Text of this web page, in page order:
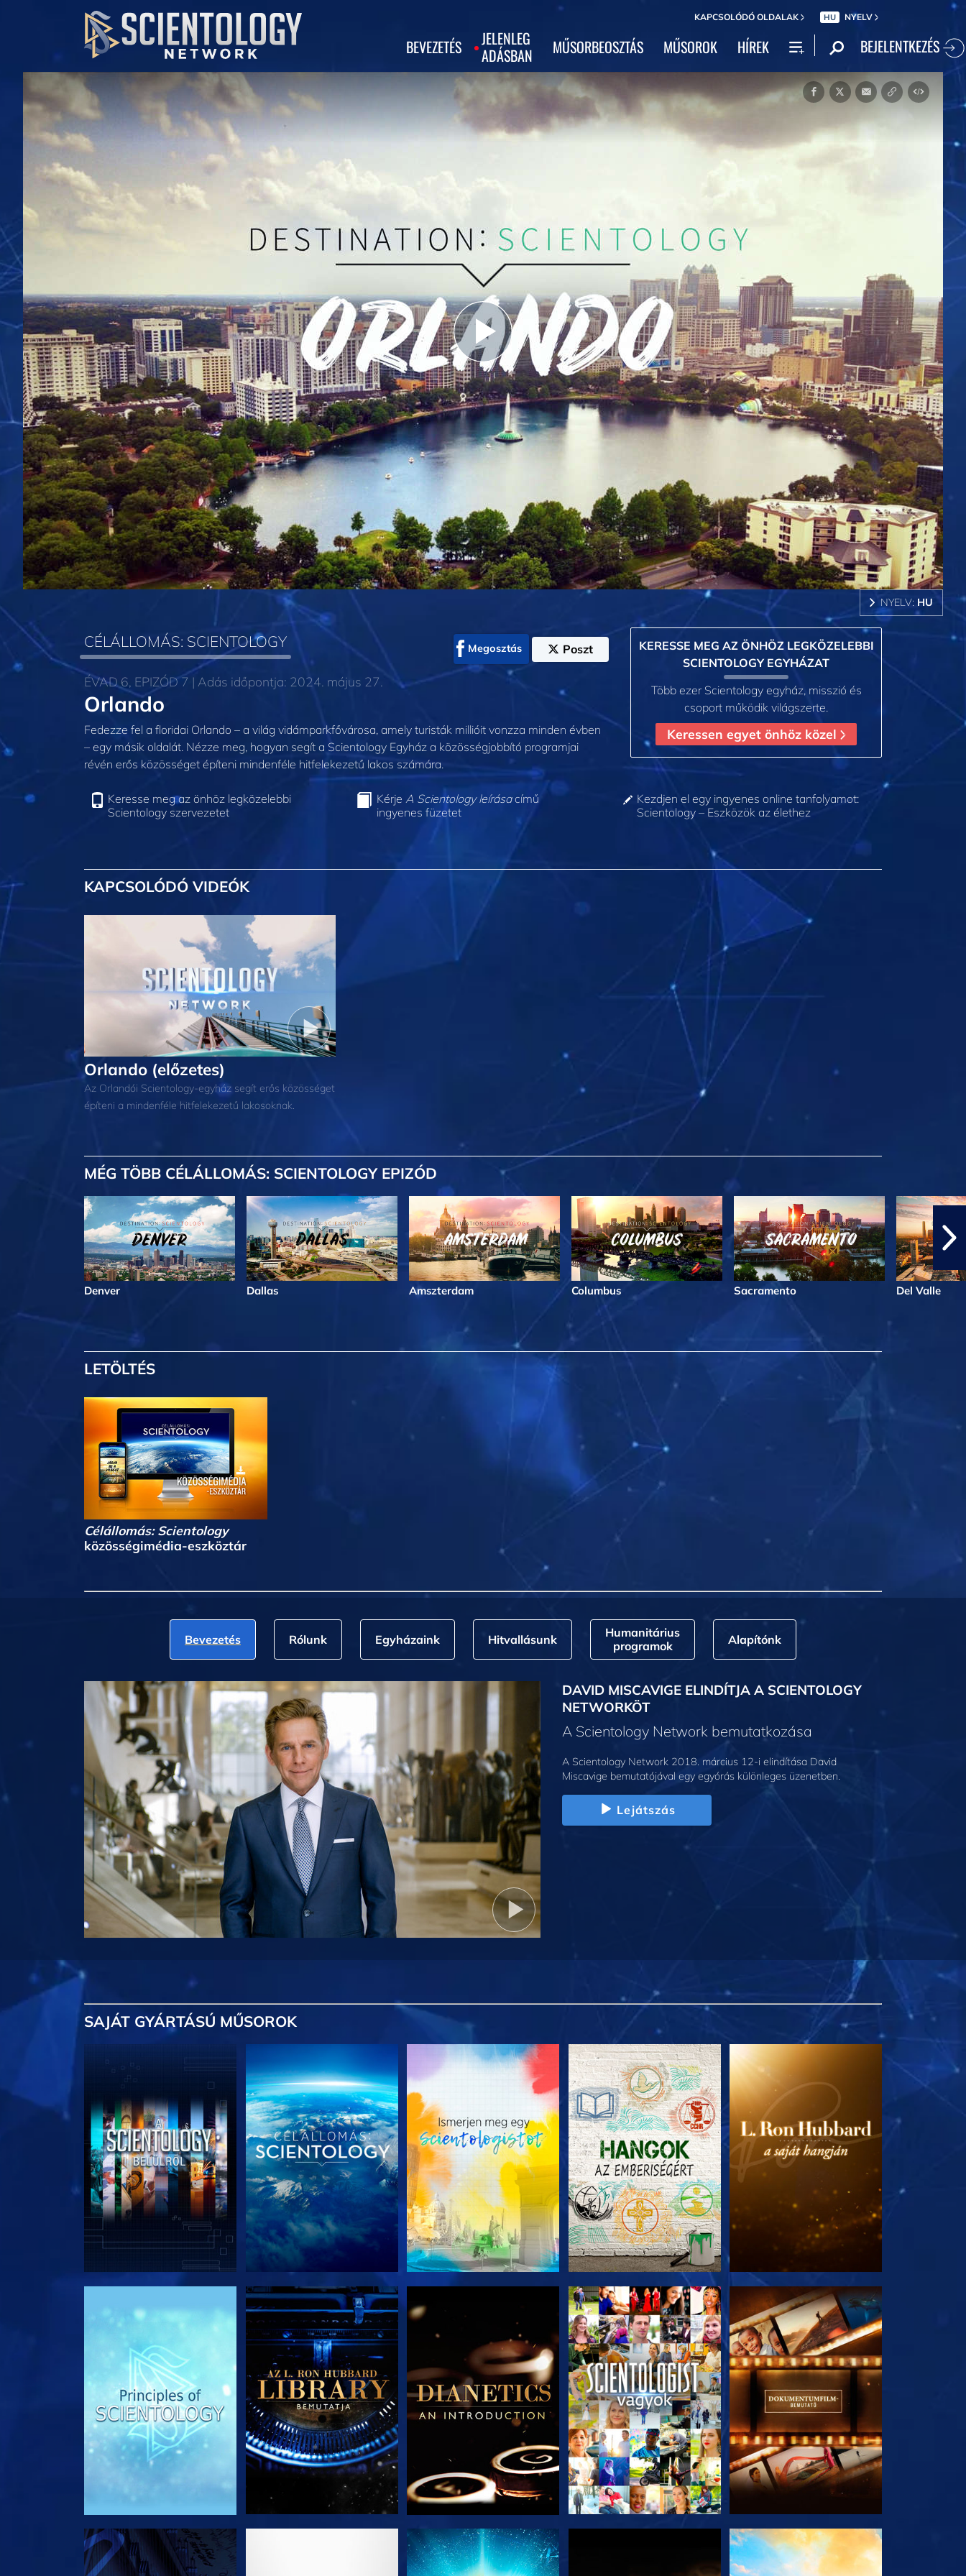
KAPCSOLÓDÓ OLDALAK HU NYELV
BEVEZETÉS
JELENLEG
ADÁSBAN
MŰSORBEOSZTÁS MŰSOROK HÍREK BEJELENTKEZÉS
Play
Video
NYELV: HU
CÉLÁLLOMÁS: SCIENTOLOGY Megosztás Poszt
ÉVAD 6, EPIZÓD 7 | Adás időpontja: 2024. május 27.
Orlando
Fedezze fel a floridai Orlando – a világ vidámparkfővárosa, amely turisták millióit vonzza minden évben
– egy másik oldalát. Nézze meg, hogyan segít a Scientology Egyház a közösségjobbító programjai
révén erős közösséget építeni mindenféle hitfelekezetű lakos számára.
KERESSE MEG AZ ÖNHÖZ LEGKÖZELEBBI
SCIENTOLOGY EGYHÁZAT
Több ezer Scientology egyház, misszió és
csoport működik világszerte.
Keressen egyet önhöz közel
Keresse meg az önhöz legközelebbi
Scientology szervezetet
Kérje A Scientology leírásacímű
ingyenes füzetet
Kezdjen el egy ingyenes online tanfolyamot:
Scientology – Eszközök az élethez
KAPCSOLÓDÓ VIDEÓK
Orlando (előzetes)
Az Orlandói Scientology-egyház segít erős közösséget
építeni a mindenféle hitfelekezetű lakosoknak.
MÉG TÖBB CÉLÁLLOMÁS: SCIENTOLOGY EPIZÓD
Denver Dallas Amszterdam Columbus Sacramento Del Valle
LETÖLTÉS
Célállomás: Scientology
közösségimédia-eszköztár
Bevezetés Rólunk Egyházaink Hitvallásunk
Humanitárius
programok
Alapítónk
DAVID MISCAVIGE ELINDÍTJA A SCIENTOLOGY
NETWORKÖT
A Scientology Network bemutatkozása
A Scientology Network 2018. március 12-i elindítása David
Miscavige bemutatójával egy egyórás különleges üzenetben.
Lejátszás
SAJÁT GYÁRTÁSÚ MŰSOROK
A SOROZAT RÉSZEI A SOROZAT RÉSZEI A SOROZAT RÉSZEI A SOROZAT RÉSZEI A SOROZAT RÉSZEI
MŰSORNÉZÉS MŰSORNÉZÉS A SOROZAT RÉSZEI